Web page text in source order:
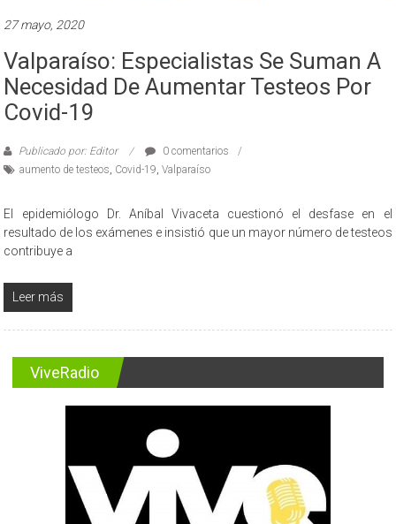
27 mayo, 2020
Valparaíso: Especialistas Se Suman A
Necesidad De Aumentar Testeos Por
Covid-19
Publicado por: Editor
0 comentarios
aumento de testeos, Covid-19,Valparaíso
El epidemiólogo Dr. Aníbal Vivaceta cuestionó el desfase en el
resultado de los exámenes e insistió que un mayor número de testeos
contribuye a
Leer más
ViveRadio